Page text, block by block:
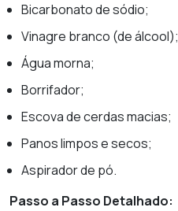
Bicarbonato de sódio;
Vinagre branco (de álcool);
Água morna;
Borrifador;
Escova de cerdas macias;
Panos limpos e secos;
Aspirador de pó.
Passo a Passo Detalhado: